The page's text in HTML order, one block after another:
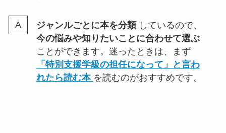
ジャンルごとに本を分類しているので、
今の悩みや知りたいことに合わせて選ぶ
ことができます。迷ったときは、まず
「特別支援学級の担任になって」と言わ
れたら読む本 を読むのがおすすめです。